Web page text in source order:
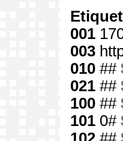
001
003
010 ##
021 ##
100 ##
101 0#